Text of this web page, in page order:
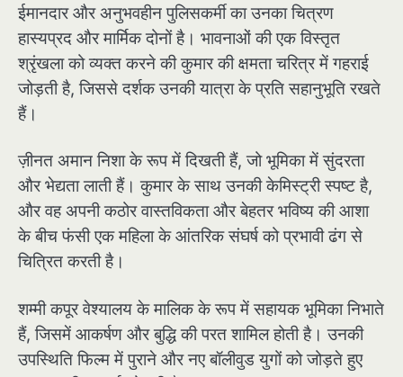
ईमानदार और अनुभवहीन पुलिसकर्मी का उनका चित्रण
हास्यप्रद और मार्मिक दोनों है। भावनाओं की एक विस्तृत
श्रृंखला को व्यक्त करने की कुमार की क्षमता चरित्र में गहराई
जोड़ती है, जिससे दर्शक उनकी यात्रा के प्रति सहानुभूति रखते
हैं।
ज़ीनत अमान निशा के रूप में दिखती हैं, जो भूमिका में सुंदरता
और भेद्यता लाती हैं। कुमार के साथ उनकी केमिस्ट्री स्पष्ट है,
और वह अपनी कठोर वास्तविकता और बेहतर भविष्य की आशा
के बीच फंसी एक महिला के आंतरिक संघर्ष को प्रभावी ढंग से
चित्रित करती है।
शम्मी कपूर वेश्यालय के मालिक के रूप में सहायक भूमिका निभाते
हैं, जिसमें आकर्षण और बुद्धि की परत शामिल होती है। उनकी
उपस्थिति फिल्म में पुराने और नए बॉलीवुड युगों को जोड़ते हुए